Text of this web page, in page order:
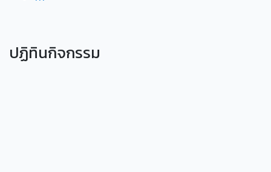
ปฏิทินกิจกรรม